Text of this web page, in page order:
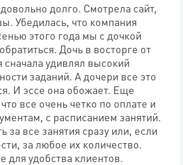
долго. Смотрела сайт,
Убедилась, что компания
этого года мы с дочкой
Дочь в восторге от
удивлял высокий
заданий. А дочери все это
И эссе она обожает. Еще
все очень четко по оплате и
с расписанием занятий.
за все занятия сразу или, если
за любое их количество.
для удобства клиентов.